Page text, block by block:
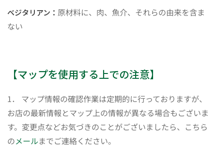
ベジタリアン： 原材料に、肉、魚介、それらの由来を含ま
ない
【マップを使用する上での注意】
1． マップ情報の確認作業は定期的に行っておりますが、
お店の最新情報とマップ上の情報が異なる場合もございま
す。変更点などお気づきのことがございましたら、こちら
のメールまでご連絡ください。